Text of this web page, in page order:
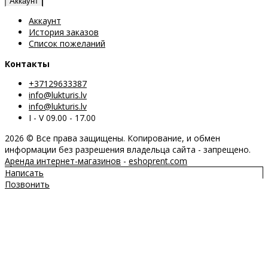
Аккаунт
История заказов
Список пожеланий
Контакты
+37129633387
info@lukturis.lv
info@lukturis.lv
I - V 09.00 - 17.00
2026 © Все права защищены. Копирование, и обмен
информации без разрешения владельца сайта - запрещено.
Аренда интернет-магазинов - eshoprent.com
Написать
Позвонить